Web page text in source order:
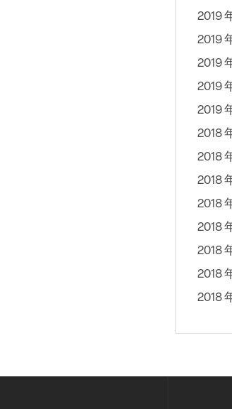
2019
2019
2019
2019
2019
2018
2018
2018
2018
2018
2018
2018
2018